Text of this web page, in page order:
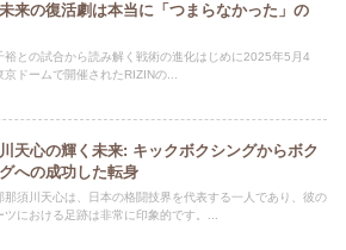
来の復活劇は本当に「つまらなかった」の
裕との試合から読み解く戦術の進化はじめに2025年5月4
京ドームで開催されたRIZINの...
天心の輝く未来: キックボクシングからボク
への成功した転身
那須川天心は、日本の格闘技界を代表する一人であり、彼の
ツにおける足跡は非常に印象的です。...